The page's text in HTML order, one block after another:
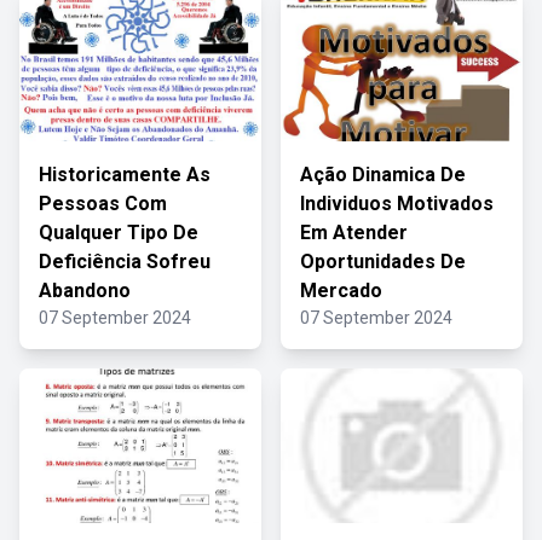
Historicamente As
Pessoas Com
Qualquer Tipo De
Deficiência Sofreu
Abandono
07 September 2024
Ação Dinamica De
Individuos Motivados
Em Atender
Oportunidades De
Mercado
07 September 2024